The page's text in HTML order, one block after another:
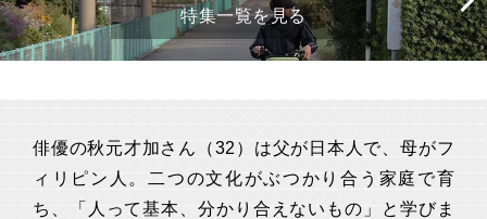
特集一覧を見る
俳優の秋元才加さん（32）は父が日本人で、母がフ
ィリピン人。二つの文化がぶつかり合う家庭で育
ち、「人って基本、分かり合えないもの」と学びま